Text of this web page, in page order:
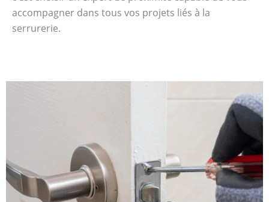
accompagner dans tous vos projets liés à la
serrurerie.